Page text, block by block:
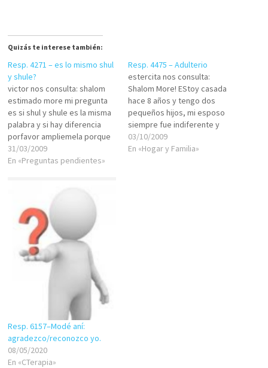
Quizás te interese también:
Resp. 4271 – es lo mismo shul
y shule?
victor nos consulta: shalom
estimado more mi pregunta
es si shul y shule es la misma
palabra y si hay diferencia
porfavor ampliemela porque
bueno es algo vergonzoso
que no lo sepa espero su
comunidad me da pena
preguntarle a alguien.…
31/03/2009
En «Preguntas pendientes»
Resp. 4475 – Adulterio
estercita nos consulta:
Shalom More! EStoy casada
hace 8 años y tengo dos
pequeños hijos, mi esposo
siempre fue indiferente y
poco cariñoso conmigo y los
niños. Hace un año, no quiso
03/10/2009
En «Hogar y Familia»
Resp. 6157–Modé aní:
agradezco/reconozco yo.
08/05/2020
En «CTerapia»